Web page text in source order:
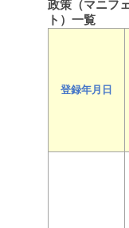
政策（マニフ
ト）一覧
登録年月日